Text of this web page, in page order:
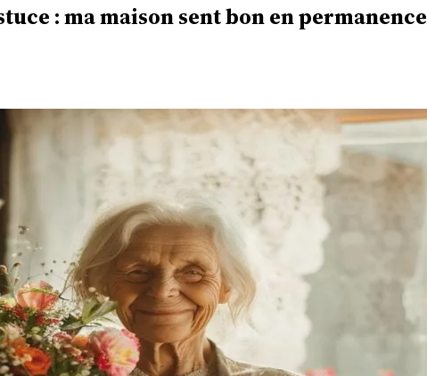
: ma maison sent bon en permanence